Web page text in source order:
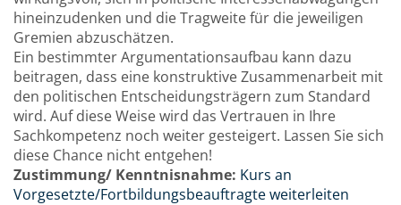
hineinzudenken und die Tragweite für die jeweiligen
Gremien abzuschätzen.
Ein bestimmter Argumentationsaufbau kann dazu
beitragen, dass eine konstruktive Zusammenarbeit mit
den politischen Entscheidungsträgern zum Standard
wird. Auf diese Weise wird das Vertrauen in Ihre
Sachkompetenz noch weiter gesteigert. Lassen Sie sich
diese Chance nicht entgehen!
Zustimmung/ Kenntnisnahme: Kurs an
Vorgesetzte/Fortbildungsbeauftragte weiterleiten